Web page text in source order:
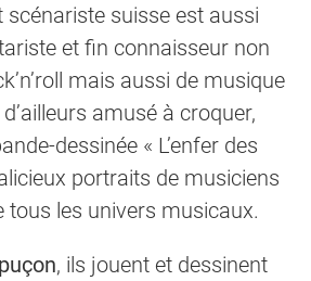
scénariste suisse est aussi
et fin connaisseur non
mais aussi de musique
amusé à croquer,
dessinée « L’enfer des
portraits de musiciens
tous les univers musicaux.
, ils jouent et dessinent